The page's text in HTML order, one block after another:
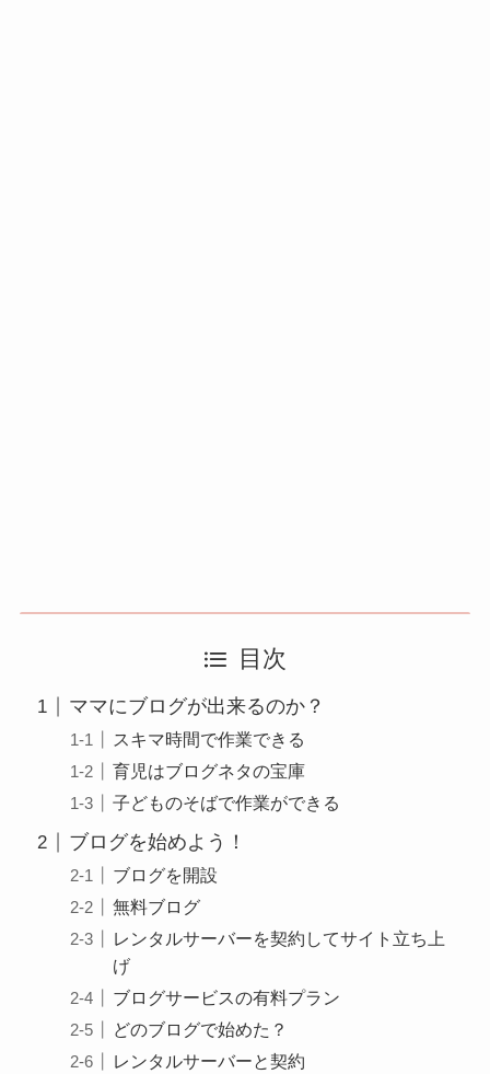
目次
ママにブログが出来るのか？
スキマ時間で作業できる
育児はブログネタの宝庫
子どものそばで作業ができる
ブログを始めよう！
ブログを開設
無料ブログ
レンタルサーバーを契約してサイト立ち上
げ
ブログサービスの有料プラン
どのブログで始めた？
レンタルサーバーと契約